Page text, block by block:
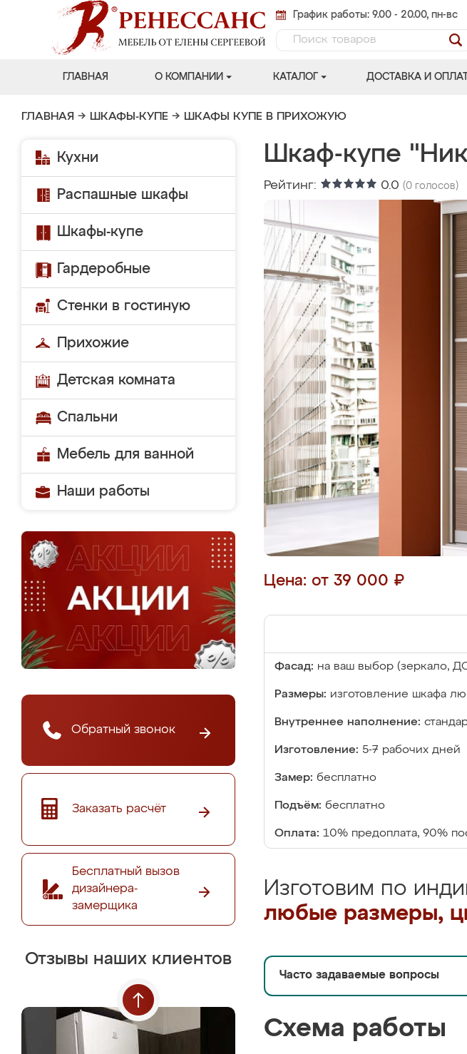
График работы: 9.00 - 20.00, пн-вс
ГЛАВНАЯ О КОМПАНИИ КАТАЛОГ ДОСТАВКА И
ГЛАВНАЯ → ШКАФЫ-КУПЕ → ШКАФЫ КУПЕ В ПРИХОЖУЮ
Кухни
Распашные шкафы
Шкафы-купе
Гардеробные
Стенки в гостиную
Прихожие
Детская комната
Спальни
Мебель для ванной
Наши работы
Обратный звонок
Заказать расчёт
Бесплатный вызов
дизайнера-
замерщика
Отзывы наших клиентов
Шкаф-купе
Рейтинг: 0.0 (0 голосов)
Цена: от 39 000 ₽
Фасад: на ваш выбор (зеркало,
Размеры: изготовление шкафа
Внутреннее наполнение:
Изготовление: 5-7 рабочих дней
Замер: бесплатно
Подъём: бесплатно
Оплата: 10% предоплата, 90%
Изготовим по
любые размеры,
Часто задаваемые вопросы
Схема работы